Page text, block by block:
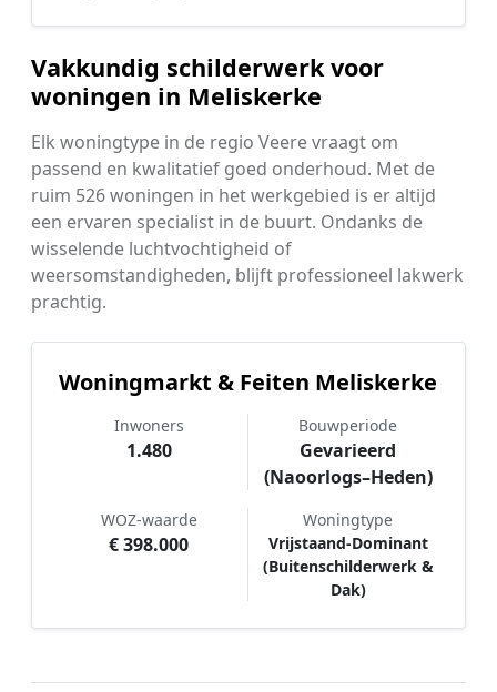
Vakkundig schilderwerk voor
woningen in Meliskerke
Elk woningtype in de regio Veere vraagt om
passend en kwalitatief goed onderhoud. Met de
ruim 526 woningen in het werkgebied is er altijd
een ervaren specialist in de buurt. Ondanks de
wisselende luchtvochtigheid of
weersomstandigheden, blijft professioneel lakwerk
prachtig.
Woningmarkt & Feiten Meliskerke
Inwoners
1.480
Bouwperiode
Gevarieerd
(Naoorlogs–Heden)
WOZ-waarde
€ 398.000
Woningtype
Vrijstaand-Dominant
(Buitenschilderwerk &
Dak)